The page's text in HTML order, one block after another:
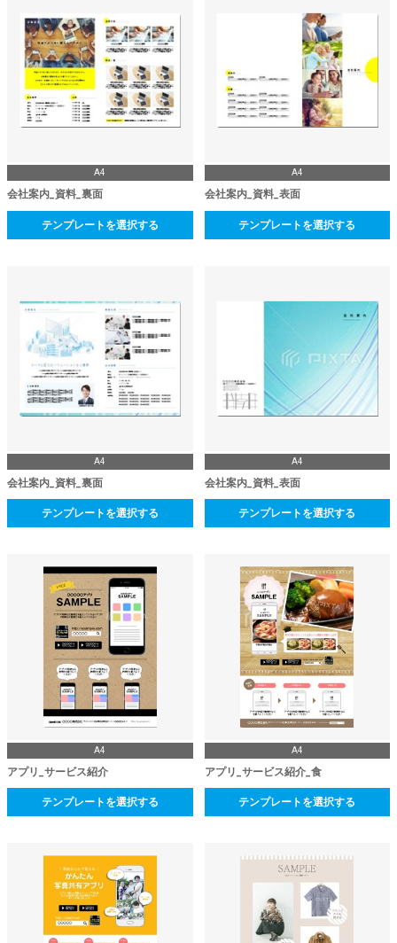
A4
会社案内_資料_裏面
テンプレートを選択する
A4
会社案内_資料_表面
テンプレートを選択する
A4
会社案内_資料_裏面
テンプレートを選択する
A4
会社案内_資料_表面
テンプレートを選択する
A4
アプリ_サービス紹介
テンプレートを選択する
A4
アプリ_サービス紹介_食
テンプレートを選択する